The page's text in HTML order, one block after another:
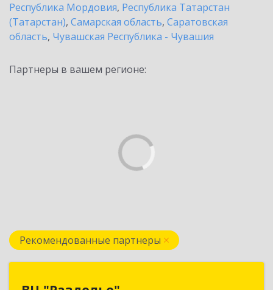
Республика Мордовия, Республика Татарстан
(Татарстан), Самарская область, Саратовская
область, Чувашская Республика - Чувашия
Партнеры в вашем регионе:
Рекомендованные партнеры